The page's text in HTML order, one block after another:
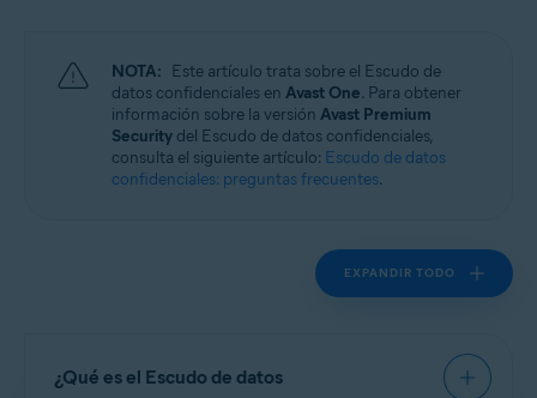
Avast One
Sistemas operativos:
NOTA: Este artículo trata sobre el Escudo de
datos confidenciales en Avast One. Para obtener
información sobre la versión Avast Premium
Security del Escudo de datos confidenciales,
consulta el siguiente artículo: Escudo de datos
confidenciales: preguntas frecuentes.
EXPANDIR TODO
¿Qué es el Escudo de datos